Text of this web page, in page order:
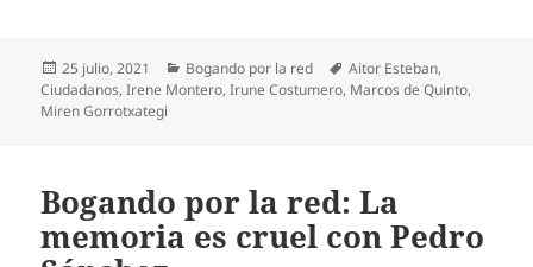
Publicado
el
25 julio, 2021 Categorías
Bogando por la red Etiquetas
Aitor Esteban,
Ciudadanos,Irene Montero,Irune Costumero, Marcos de Quinto,
Miren Gorrotxategi
Bogando por la red: La
memoria es cruel con Pedro